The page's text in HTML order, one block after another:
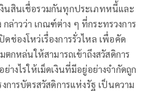
นสินเชื่อรวมกันทุกประเภทหนี้และ
าวว่า เกณฑ์ต่าง ๆ ที่กระทรวงการ
ช่องโหว่เรื่องการรั่วไหล เพื่อคัด
กหล่นให้สามารถเข้าถึงสวัสดิการ
งไรให้เม็ดเงินที่มีอยู่อย่างจำกัดถูก
ารบัตรสวัสดิการแห่งรัฐ เป็นความ